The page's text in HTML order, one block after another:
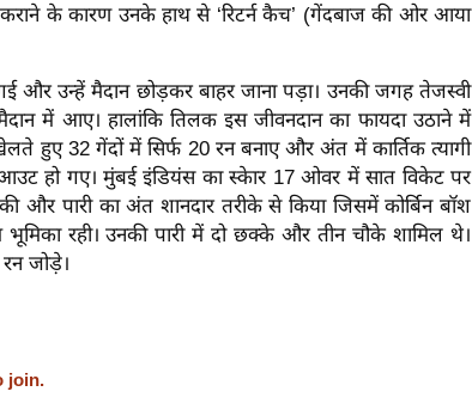
के कारण उनके हाथ से ‘रिटर्न कैच’ (गेंदबाज की ओर आया
और उन्हें मैदान छोड़कर बाहर जाना पड़ा। उनकी जगह तेजस्वी
में आए। हालांकि तिलक इस जीवनदान का फायदा उठाने में
हुए 32 गेंदों में सिर्फ 20 रन बनाए और अंत में कार्तिक त्यागी
हो गए। मुंबई इंडियंस का स्केार 17 ओवर में सात विकेट पर
और पारी का अंत शानदार तरीके से किया जिसमें कोर्बिन बॉश
रही। उनकी पारी में दो छक्के और तीन चौके शामिल थे।
जोड़े।
join.